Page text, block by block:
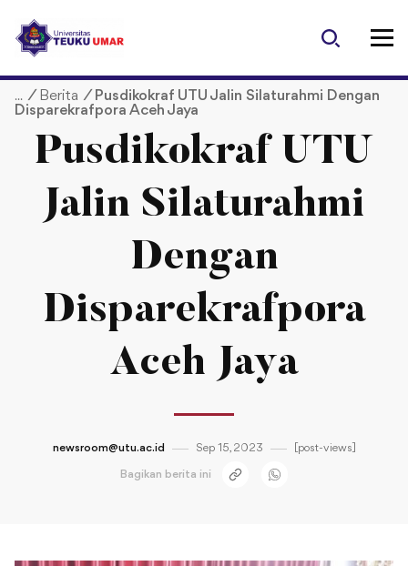
p
/ Berita / Pusdikokraf UTU Jalin Silaturahmi Dengan
Disparekrafpora Aceh Jaya
Pusdikokraf UTU
Jalin Silaturahmi
Dengan
Disparekrafpora
Aceh Jaya
newsroom@utu.ac.id Sep 15, 2023 [post-views]
Bagikan berita ini